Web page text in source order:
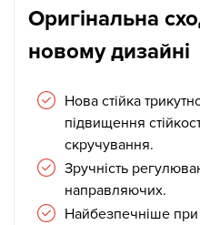
Оригінальна
новому дизайні
Нова стійка
підвищення
скручування.
Зручність
направляючих.
Найбезпечніше при